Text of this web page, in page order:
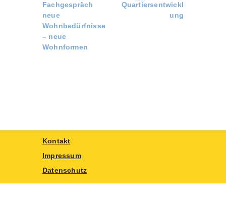
Fachgespräch
neue
Wohnbedürfnisse
– neue
Wohnformen
Quartiersentwickl
ung
Kontakt
Impressum
Datenschutz